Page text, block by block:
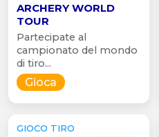
ARCHERY WORLD
TOUR
Partecipate al
campionato del mondo
di tiro...
Gioca
GIOCO TIRO